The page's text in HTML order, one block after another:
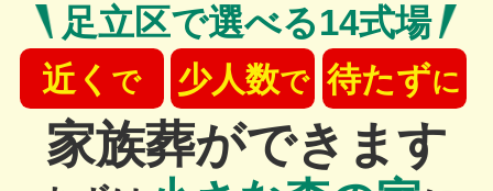
, 円 円
足立区で選べる14式場
近く で 少人数で 待たずに
家族葬ができます